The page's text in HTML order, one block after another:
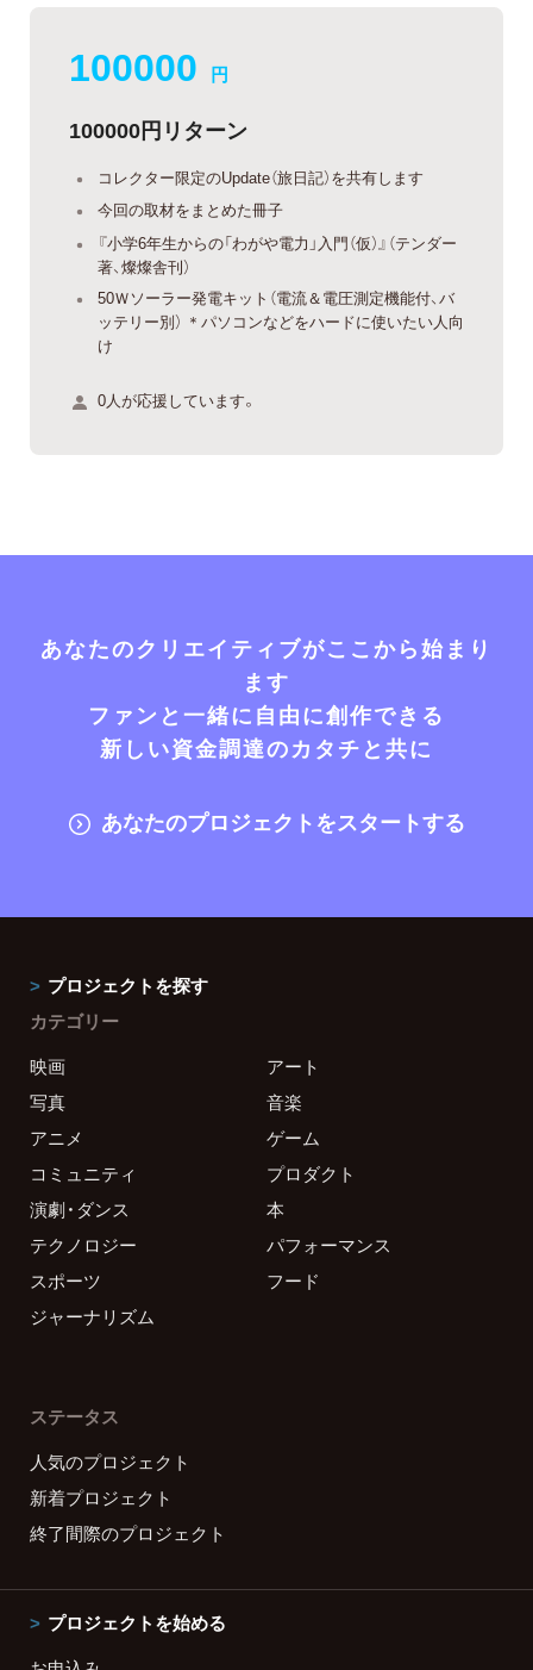
100000 円
100000円リターン
コレクター限定のUpdate（旅日記）を共有します
今回の取材をまとめた冊子
『小学6年生からの「わがや電力」入門（仮）』（テンダー
著、燦燦舎刊）
50Ｗソーラー発電キット（電流＆電圧測定機能付、バ
ッテリー別） ＊パソコンなどをハードに使いたい人向
け
0人が応援しています。
あなたのクリエイティブがここから始まり
ます
ファンと一緒に自由に創作できる
新しい資金調達のカタチと共に
あなたのプロジェクトをスタートする
プロジェクトを探す
カテゴリー
映画
アート
写真
音楽
アニメ
ゲーム
コミュニティ
プロダクト
演劇・ダンス
本
テクノロジー
パフォーマンス
スポーツ
フード
ジャーナリズム
ステータス
人気のプロジェクト
新着プロジェクト
終了間際のプロジェクト
プロジェクトを始める